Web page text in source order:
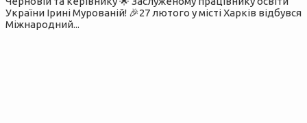
України Ірині Мурованій! 🎉27 лютого у місті Харків відбувся
Міжнародний...